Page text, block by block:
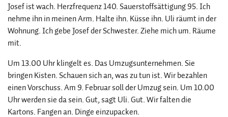
Josef ist wach. Herzfrequenz 140. Sauerstoffsättigung 95. Ich
nehme ihn in meinen Arm. Halte ihn. Küsse ihn. Uli räumt in der
Wohnung. Ich gebe Josef der Schwester. Ziehe mich um. Räume
mit.
Um 13.00 Uhr klingelt es. Das Umzugsunternehmen. Sie
bringen Kisten. Schauen sich an, was zu tun ist. Wir bezahlen
einen Vorschuss. Am 9. Februar soll der Umzug sein. Um 10.00
Uhr werden sie da sein. Gut, sagt Uli. Gut. Wir falten die
Kartons. Fangen an. Dinge einzupacken.